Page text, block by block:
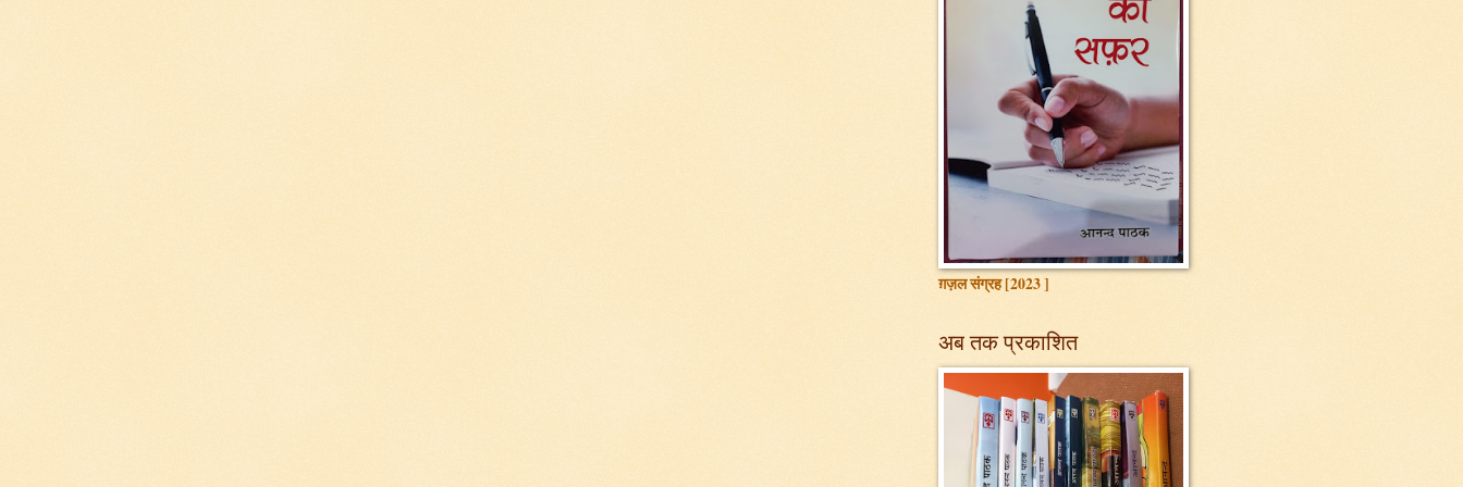
ग़ज़ल संग्रह [2023 ]
अब तक प्रकाशित